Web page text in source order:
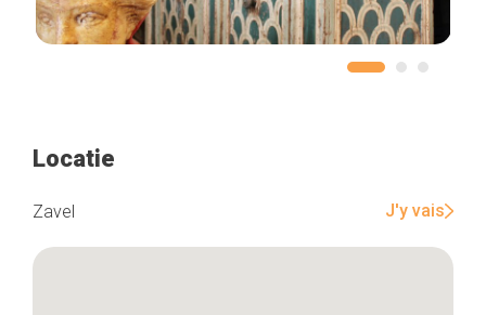
Locatie
Zavel J'y vais